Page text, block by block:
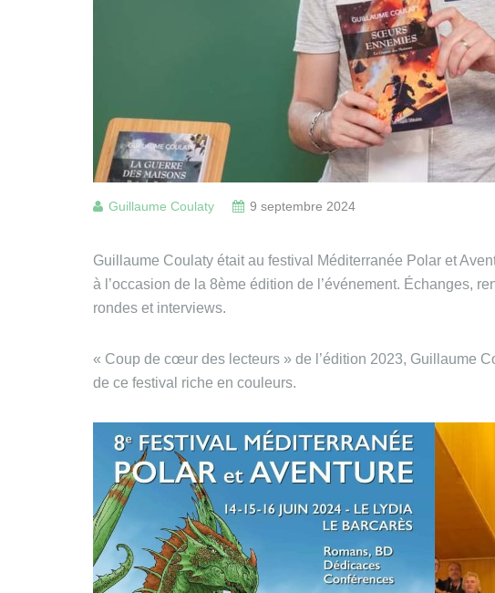
Guillaume Coulaty 9 septembre 2024
Guillaume Coulaty était au festival Méditerranée Polar et
à l’occasion de la 8ème édition de l’événement. Échanges,
rondes et interviews.
« Coup de cœur des lecteurs » de l’édition 2023, Guillaume
de ce festival riche en couleurs.